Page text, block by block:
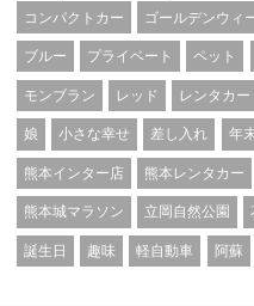
コンパクトカー ゴールデンウィ
ブルー プライベート ペット
モンブラン レッド レンタカー
娘 小さな幸せ 差し入れ 年
熊本インター店 熊本レンタカー
熊本城マラソン 立岡自然公園
誕生日 趣味 軽自動車 阿蘇